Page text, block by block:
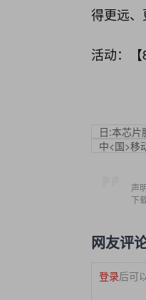
得更远、
活动：【
日:本芯片
中<国>移
声
下
网友评
登录后可